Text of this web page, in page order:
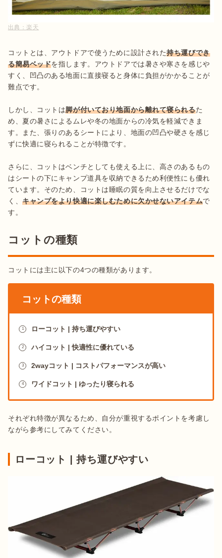
出典： 楽天
コットとは、アウトドアで使うために設計された持ち運びでき
る簡易ベッドを指します。アウトドアでは暑さや寒さを感じや
すく、凹凸のある地面に直接寝ると身体に負担がかかることが
難点です。
しかし、コットは脚が付いており地面から離れて寝られるた
め、夏の暑さによるムレや冬の地面からの冷気を軽減できま
す。また、張りのあるシートにより、地面の凹凸や硬さを感じ
ずに快適に寝られることが特徴です。
さらに、コットはベンチとしても使える上に、高さのあるもの
はシートの下にキャンプ道具を収納できるため利便性にも優れ
ています。そのため、コットは睡眠の質を向上させるだけでな
く、キャンプをより快適に楽しむために欠かせないアイテムで
す。
コットの種類
コットには主に以下の4つの種類があります。
コットの種類
1 ローコット | 持ち運びやすい
2 ハイコット | 快適性に優れている
3 2wayコット | コストパフォーマンスが高い
4 ワイドコット | ゆったり寝られる
それぞれ特徴が異なるため、自分が重視するポイントを考慮し
ながら参考にしてみてください。
ローコット | 持ち運びやすい